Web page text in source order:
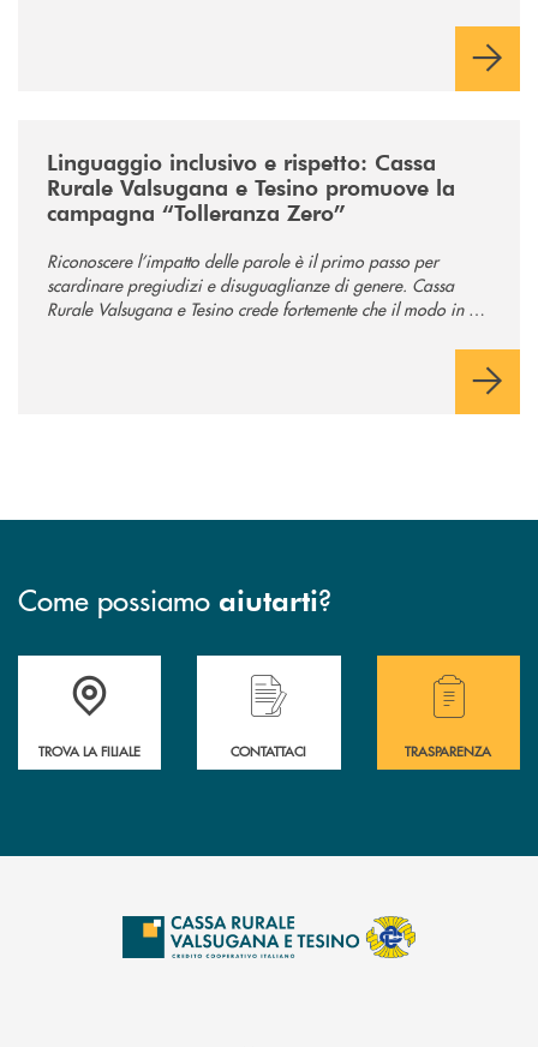
Linguaggio inclusivo e rispetto: Cassa
Rurale Valsugana e Tesino promuove la
campagna “Tolleranza Zero”
Riconoscere l’impatto delle parole è il primo passo per
scardinare pregiudizi e disuguaglianze di genere. Cassa
Rurale Valsugana e Tesino crede fortemente che il modo in cui
Come possiamo aiutarti?
Accedi all' elenco completo delle filiali .
TROVA LA FILIALE
Hai bisogno di assistenza immediata?
CONTATTACI
Hai bisogno di
TRASPARENZA